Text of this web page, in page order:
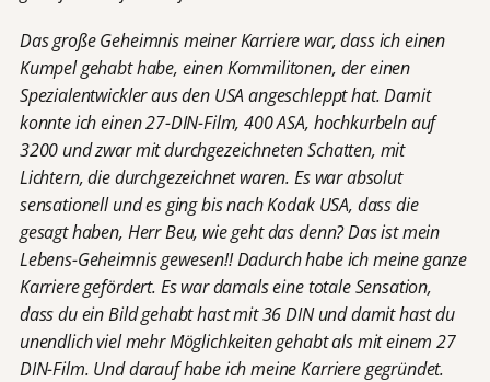
Das große Geheimnis meiner Karriere war, dass ich einen
Kumpel gehabt habe, einen Kommilitonen, der einen
Spezialentwickler aus den USA angeschleppt hat. Damit
konnte ich einen 27-DIN-Film, 400 ASA, hochkurbeln auf
3200 und zwar mit durchgezeichneten Schatten, mit
Lichtern, die durchgezeichnet waren. Es war absolut
sensationell und es ging bis nach Kodak USA, dass die
gesagt haben, Herr Beu, wie geht das denn? Das ist mein
Lebens-Geheimnis gewesen!! Dadurch habe ich meine ganze
Karriere gefördert. Es war damals eine totale Sensation,
dass du ein Bild gehabt hast mit 36 DIN und damit hast du
unendlich viel mehr Möglichkeiten gehabt als mit einem 27
DIN-Film. Und darauf habe ich meine Karriere gegründet.